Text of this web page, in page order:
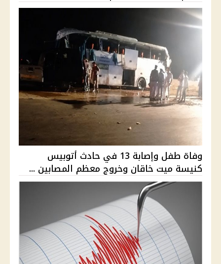
وفاة طفل وإصابة 13 في حادث أتوبيس
كنيسة ميت خاقان وخروج معظم المصابين ...